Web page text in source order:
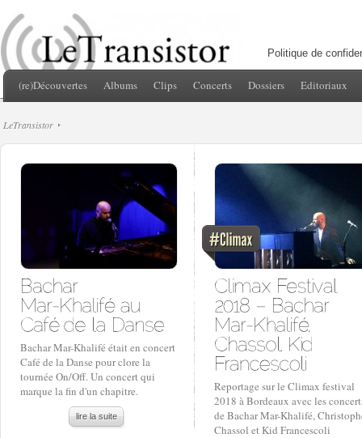
Politique de
(re)Découvertes Albums Clips Concerts Dossiers Editoriaux
LeTransistor
Bachar Mar-Khalifé était en concert
Café de la Danse pour clore la
tournée On/Off. Un concert qui
marque la fin d'un chapitre.
lire la suite
Reportage sur le Climax festival
2018 à Bordeaux avec les
de Bachar Mar-Khalifé,
Chassol et Kid Francescoli